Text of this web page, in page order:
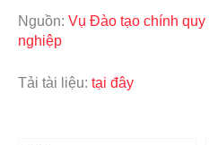
Nguồn: Vụ Đào tạo chính quy
nghiệp
Tải tài liệu: tại đây